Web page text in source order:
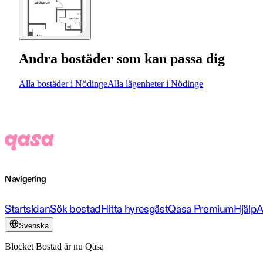
Andra bostäder som kan passa dig
Alla bostäder i NödingeAlla lägenheter i Nödinge
Navigering
StartsidanSök bostadHitta hyresgästQasa PremiumHjälp
Svenska
Blocket Bostad är nu Qasa